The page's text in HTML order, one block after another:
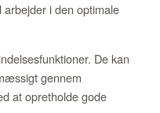
arbejder i den optimale
De kan
gennem
at opretholde gode